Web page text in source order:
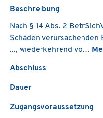
Beschreibung
Nach § 14 Abs. 2
Schäden verursachenden
..., wiederkehrend vo…
Abschluss
Dauer
Zugangsvoraussetzung